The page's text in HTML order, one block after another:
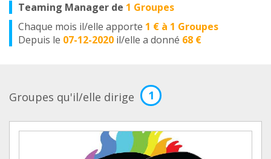
Teaming Manager de 1 Groupes
Chaque mois il/elle apporte 1 € à 1 Groupes
Depuis le 07-12-2020 il/elle a donné 68 €
Groupes qu'il/elle dirige 1